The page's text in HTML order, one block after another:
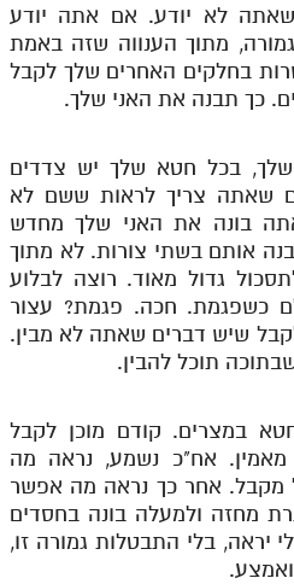
לא יודע. אם אתה יודע
מתוך הענווה שזה באמת
בחלקים האחרים שלך לקבל
כך תבנה את האני שלך.
בכל חטא שלך יש צדדים
שאתה צריך לראות ששם לא
בונה את האני שלך מחדש
אותם בשתי צורות. לא מתוך
גדול מאוד. רוצה לבלוע
כשפגמת. חכה. פגמת? עצור
שיש דברים שאתה לא מבין.
תוכל להבין.
במצרים. קודם מוכן לקבל
אח"כ נשמע, נראה מה
מקבל. אחר כך נראה מה אפשר
מחזה ולמעלה בונה בחסדים
יראה, בלי התבטלות גמורה זו,